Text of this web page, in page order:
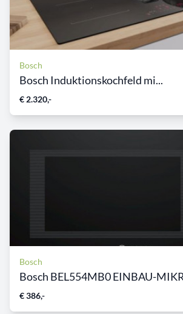
Bosch
Bosch Induktionskochfeld mi...
€ 2.320,-
Bosch
Bosch BEL554MB0 EINBAU-
€ 386,-